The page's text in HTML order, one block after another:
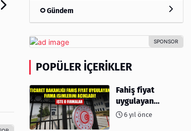
Gündem
POPÜLER İÇERIKLER
Fahiş fiyat
uygulayan
firmalar açıklandı
6 yıl önce